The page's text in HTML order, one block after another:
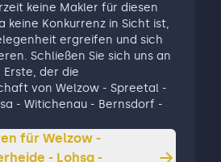
keine Makler für diesen
keine Konkurrenz in Sicht ist,
ergreifen und sich
Schließen Sie sich uns an
Erste, der die
von Welzow - Spreetal -
- Witichenau - Bernsdorf -
für Welzow -
- Lohsa -